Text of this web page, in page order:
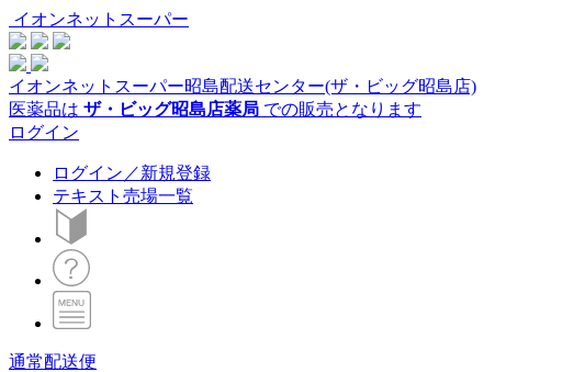
イオンネットスーパー
イオンネットスーパー昭島配送センター(ザ・ビッグ昭島店)
医薬品は ザ・ビッグ昭島店薬局 での販売となります
ログイン
ログイン／新規登録
テキスト売場一覧
通常配送便